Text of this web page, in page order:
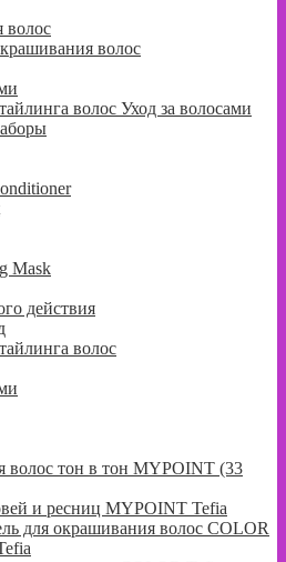
волос
волос
волос Уход за волосами
Mask
действия
волос
волос тон в тон MYPOINT (33
и ресниц MYPOINT Tefia
для окрашивания волос COLOR